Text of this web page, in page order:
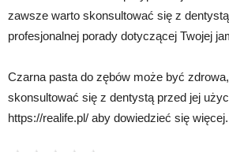
zawsze warto skonsultować się z
profesjonalnej porady dotyczącej Twojej
Czarna pasta do zębów może być
skonsultować się z dentystą przed jej
https://realife.pl/ aby dowiedzieć się więcej.